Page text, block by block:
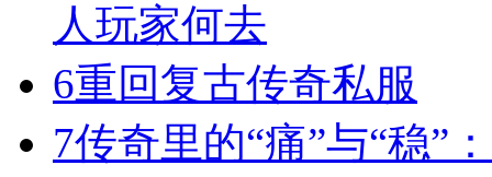
人玩家何去
6重回复古传奇私服
7传奇里的“痛”与“稳”